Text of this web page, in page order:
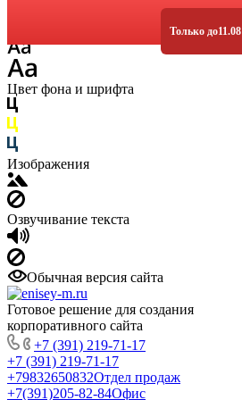
Только до11.08
Цвет фона и шрифта
Изображения
Озвучивание текста
Обычная версия сайта
Готовое решение для создания
корпоративного сайта
+7 (391) 219-71-17
+7 (391) 219-71-17
+79832650832Отдел продаж
+7(391)205-82-84Офис